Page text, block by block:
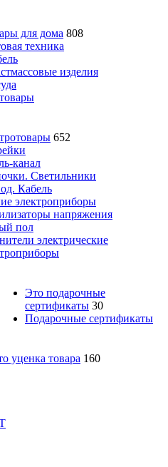
для дома 808
техника
изделия
652
канал
Светильники
Кабель
электроприборы
напряжения
пол
электрические
Это подарочные
сертификаты 30
Подарочные сертификаты
уценка товара 160